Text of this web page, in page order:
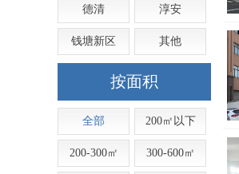
德清 淳安
钱塘新区 其他
按面积
全部 200㎡以下
200-300㎡ 300-600㎡